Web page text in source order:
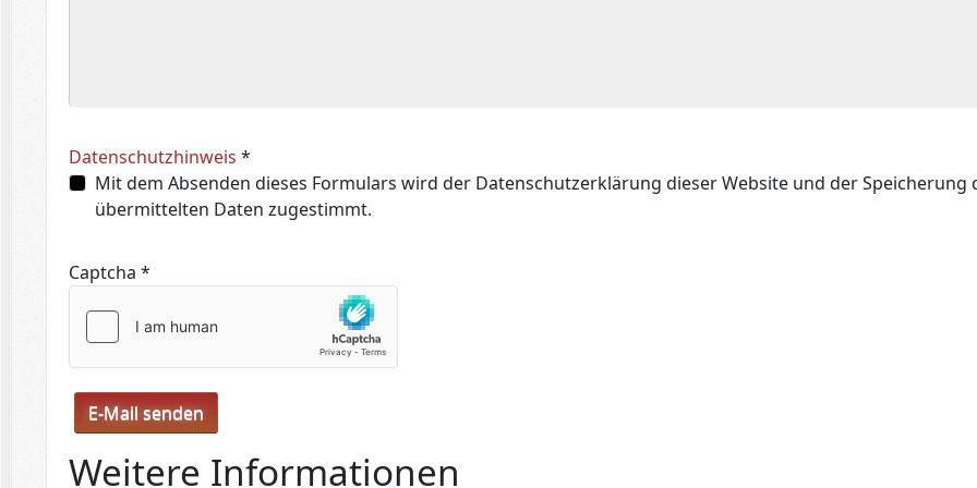
Datenschutzhinweis *
Datenschutzhinweis
Mit dem Absenden dieses Formulars wird der Datenschutzerklärung dieser Website und der Speicherung
übermittelten Daten zugestimmt.
Captcha *
E-Mail senden
Weitere Informationen